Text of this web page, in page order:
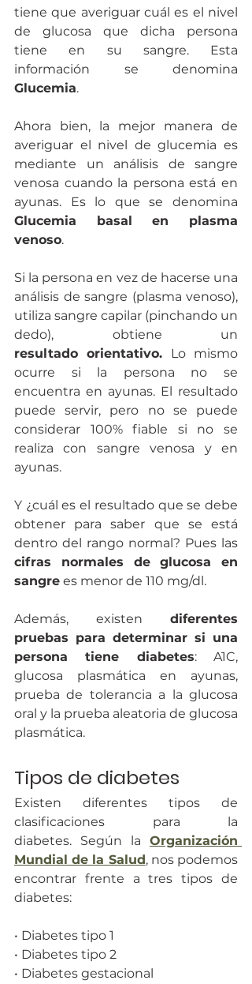
tiene que averiguar cuál es el nivel
de glucosa que dicha persona
tiene en su sangre. Esta
Glucemia.
Ahora bien, la mejor manera de
averiguar el nivel de glucemia es
mediante un análisis de sangre
venosa cuando la persona está en
Glucemia basal en plasma
venoso.
Si la persona en vez de hacerse una
análisis de sangre (plasma venoso),
utiliza sangre capilar (pinchando un
resultado orientativo. Lo mismo
ocurre si la persona no se
encuentra en ayunas. El resultado
puede servir, pero no se puede
considerar 100% fiable si no se
realiza con sangre venosa y en
ayunas.
Y ¿cuál es el resultado que se debe
obtener para saber que se está
cifras normales de glucosa en
sangre es menor de 110 mg/dl.
Además, existen diferentes
pruebas para determinar si una
persona tiene diabetes: A1C,
glucosa plasmática en ayunas,
prueba de tolerancia a la glucosa
oral y la prueba aleatoria de glucosa
plasmática.
Tipos de diabetes
Existen diferentes tipos de
clasificaciones para la
diabetes. Según la Organización
Mundial de la Salud , nos podemos
encontrar frente a tres tipos de
diabetes:
• Diabetes tipo 1
• Diabetes tipo 2
• Diabetes gestacional